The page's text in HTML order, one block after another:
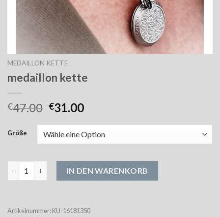
MEDAILLON KETTE
medaillon kette
€47.00 €31.00
Größe
IN DEN WARENKORB
Artikelnummer:KU-16181350